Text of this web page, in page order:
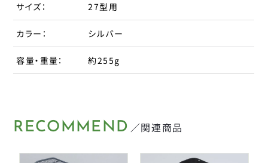
補修パーツ
ブレーキ
ライトウェイ
丸八工機
真田嘉商店
扇工業
サイズ： 27型用
カラー： シルバー
容量・重量： 約255g
RECOMMEND ／関連商品